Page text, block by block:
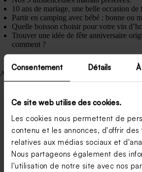
Consentement Détails
Ce site web utilise des cookies.
Les cookies nous permettent de
contenu et les annonces, d'offrir des
relatives aux médias sociaux et
Nous partageons également des
l'utilisation de notre site avec nos
10 ans de mariage, une belle occasion de
Partir en camping avec bébé : bonne ou
Quelle boisson choisir pour votre vin
Trouver une idée de fête anniversaire
comment ?
Articles récents
Combien de dragées dans un kilo ?
Comment assortir ses cadeaux invités à
Les cadeaux invités mariage tendance en
Carte de remerciement mariage
Save the date : version papier ou digitale
Peut-on envoyer un save the date sans
Support pour dragées à faire soi-même :